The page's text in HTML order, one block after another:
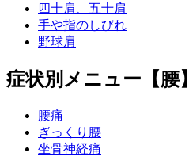
四十肩、五十肩
手や指のしびれ
野球肩
症状別メニュー【腰】
腰痛
ぎっくり腰
坐骨神経痛